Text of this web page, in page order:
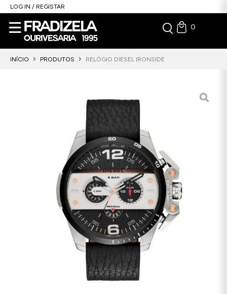
LOG IN / REGISTAR
0
INÍCIO PRODUTOS RELÓGIO DIESEL IRONSIDE